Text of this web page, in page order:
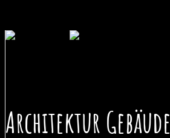
Architektur Gebäude